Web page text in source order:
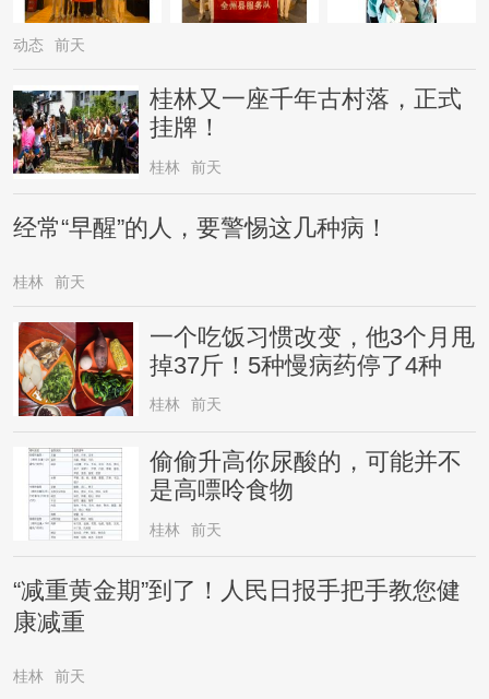
动态 前天
桂林又一座千年古村落，正式
挂牌！
桂林 前天
经常“早醒”的人，要警惕这几种病！
桂林 前天
一个吃饭习惯改变，他3个月甩
掉37斤！5种慢病药停了4种
桂林 前天
偷偷升高你尿酸的，可能并不
是高嘌呤食物
桂林 前天
“减重黄金期”到了！人民日报手把手教您健
康减重
桂林 前天